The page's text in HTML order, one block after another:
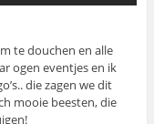
te douchen en alle
ogen eventjes en ik
die zagen we dit
mooie beesten, die